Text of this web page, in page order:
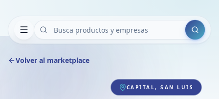
Buscar
Volver al marketplace
CAPITAL, SAN LUIS